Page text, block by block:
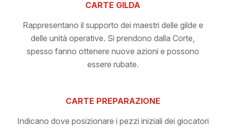
CARTE GILDA
Rappresentano il supporto dei maestri delle gilde e
delle unità operative. Si prendono dalla Corte,
spesso fanno ottenere nuove azioni e possono
essere rubate.
CARTE PREPARAZIONE
Indicano dove posizionare i pezzi iniziali dei giocatori